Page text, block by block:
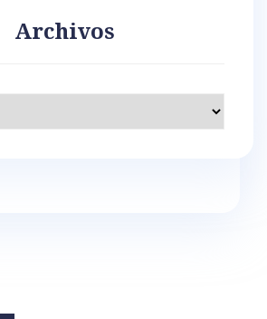
Archivos